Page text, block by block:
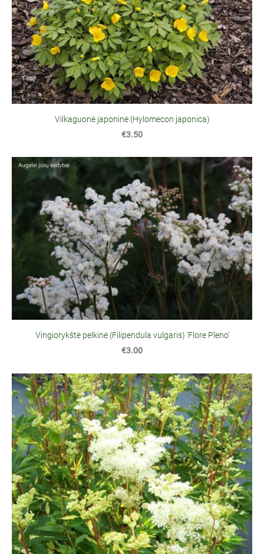
Vilkaguonė japoninė (Hylomecon japonica)
€3.50
Vingiorykštė pelkinė (Filipendula vulgaris) 'Flore Pleno'
€3.00